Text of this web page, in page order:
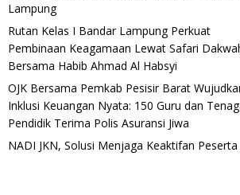
Lampung
Rutan Kelas I Bandar Lampung Perkuat
Pembinaan Keagamaan Lewat Safari
Bersama Habib Ahmad Al Habsyi
OJK Bersama Pemkab Pesisir Barat
Inklusi Keuangan Nyata: 150 Guru dan
Pendidik Terima Polis Asuransi Jiwa
NADI JKN, Solusi Menjaga Keaktifan Peserta